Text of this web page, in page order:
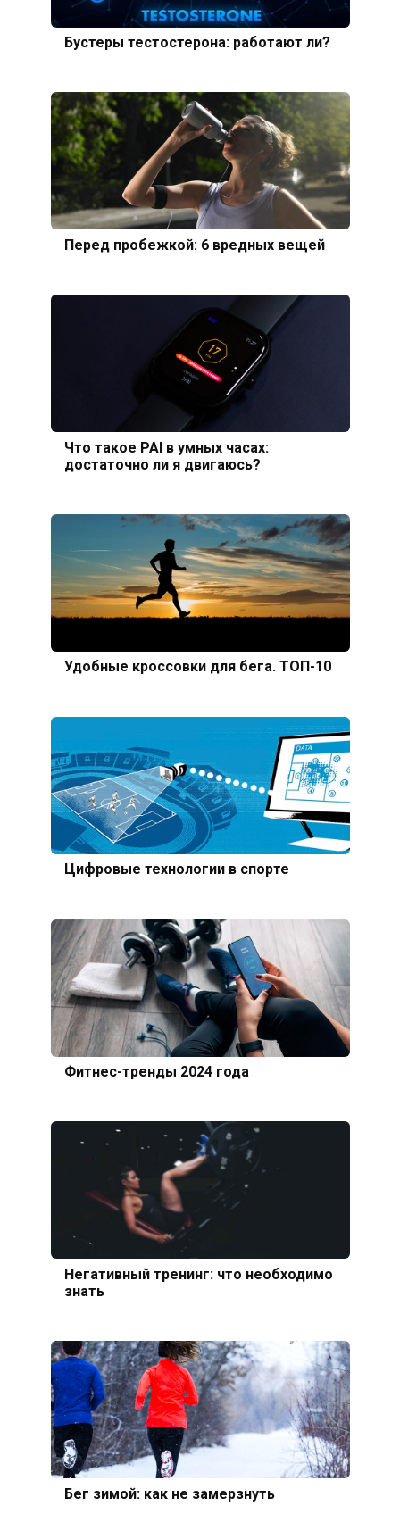
Бустеры тестостерона: работают ли?
Перед пробежкой: 6 вредных вещей
Что такое PAI в умных часах:
достаточно ли я двигаюсь?
Удобные кроссовки для бега. ТОП-10
Цифровые технологии в спорте
Фитнес-тренды 2024 года
Негативный тренинг: что необходимо
знать
Бег зимой: как не замерзнуть